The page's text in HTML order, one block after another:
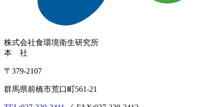
株式会社食環境衛生研究所
本 社
〒379-2107
群馬県前橋市荒口町561-21